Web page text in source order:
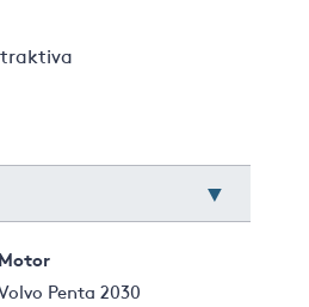
Motor
Penta 2030